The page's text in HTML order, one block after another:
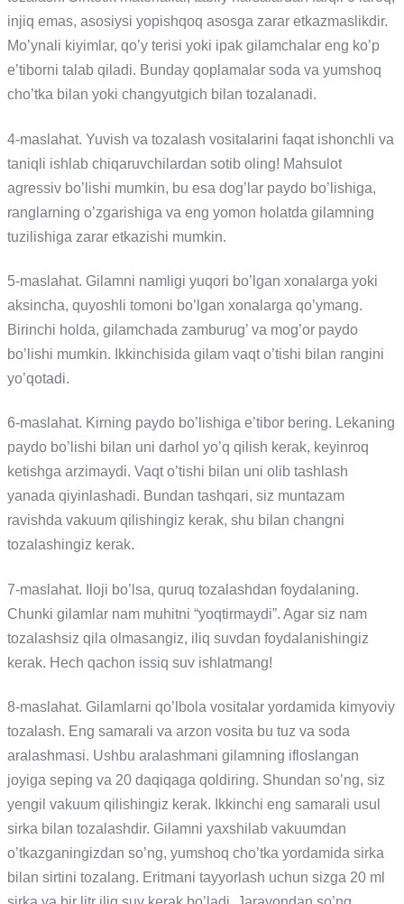
injiq emas, asosiysi yopishqoq asosga zarar etkazmaslikdir.
Mo’ynali kiyimlar, qo’y terisi yoki ipak gilamchalar eng ko’p
e’tiborni talab qiladi. Bunday qoplamalar soda va yumshoq
cho’tka bilan yoki changyutgich bilan tozalanadi.
4-maslahat. Yuvish va tozalash vositalarini faqat ishonchli va
taniqli ishlab chiqaruvchilardan sotib oling! Mahsulot
agressiv bo’lishi mumkin, bu esa dog’lar paydo bo’lishiga,
ranglarning o’zgarishiga va eng yomon holatda gilamning
tuzilishiga zarar etkazishi mumkin.
5-maslahat. Gilamni namligi yuqori bo’lgan xonalarga yoki
aksincha, quyoshli tomoni bo’lgan xonalarga qo’ymang.
Birinchi holda, gilamchada zamburug’ va mog’or paydo
bo’lishi mumkin. Ikkinchisida gilam vaqt o’tishi bilan rangini
yo’qotadi.
6-maslahat. Kirning paydo bo’lishiga e’tibor bering. Lekaning
paydo bo’lishi bilan uni darhol yo’q qilish kerak, keyinroq
ketishga arzimaydi. Vaqt o’tishi bilan uni olib tashlash
yanada qiyinlashadi. Bundan tashqari, siz muntazam
ravishda vakuum qilishingiz kerak, shu bilan changni
tozalashingiz kerak.
7-maslahat. Iloji bo’lsa, quruq tozalashdan foydalaning.
Chunki gilamlar nam muhitni “yoqtirmaydi”. Agar siz nam
tozalashsiz qila olmasangiz, iliq suvdan foydalanishingiz
kerak. Hech qachon issiq suv ishlatmang!
8-maslahat. Gilamlarni qo’lbola vositalar yordamida kimyoviy
tozalash. Eng samarali va arzon vosita bu tuz va soda
aralashmasi. Ushbu aralashmani gilamning ifloslangan
joyiga seping va 20 daqiqaga qoldiring. Shundan so’ng, siz
yengil vakuum qilishingiz kerak. Ikkinchi eng samarali usul
sirka bilan tozalashdir. Gilamni yaxshilab vakuumdan
o’tkazganingizdan so’ng, yumshoq cho’tka yordamida sirka
bilan sirtini tozalang. Eritmani tayyorlash uchun sizga 20 ml